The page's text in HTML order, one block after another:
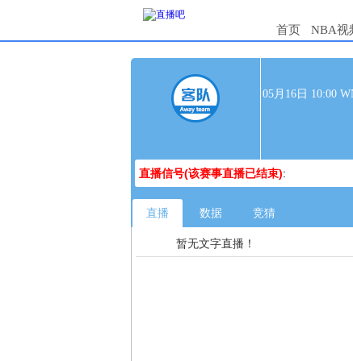
首页 NBA视
05月16日 10:00
直播信号(该赛事直播已结束):
直播 数据 竞猜
暂无文字直播！